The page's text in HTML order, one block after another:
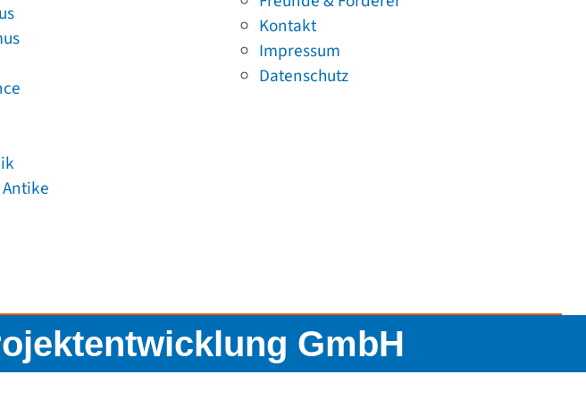
Kontakt
Impressum
Datenschutz
GmbH